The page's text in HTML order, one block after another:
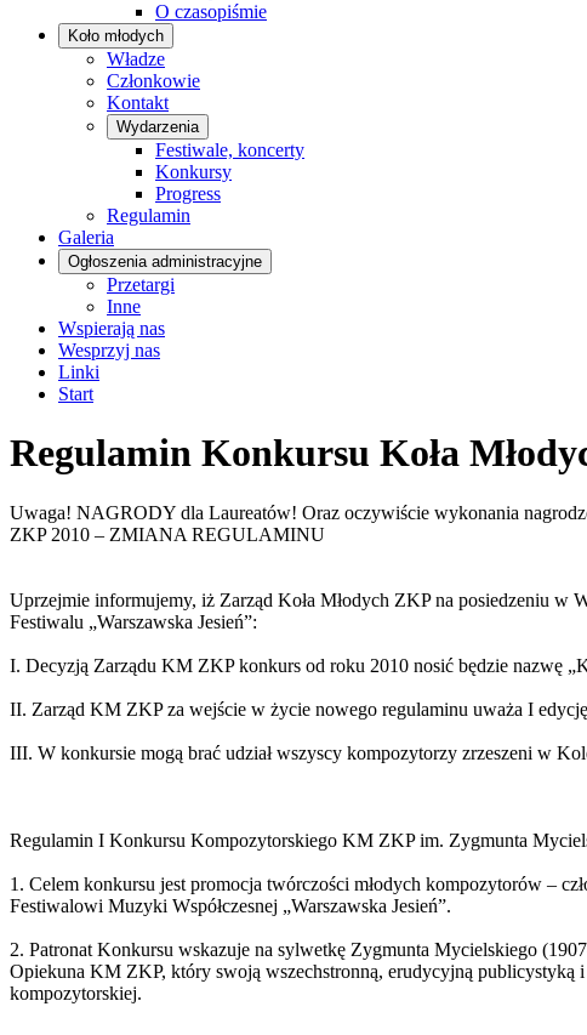
O czasopiśmie
Koło młodych
Władze
Członkowie
Kontakt
Wydarzenia
Festiwale, koncerty
Konkursy
Progress
Regulamin
Galeria
Ogłoszenia administracyjne
Przetargi
Inne
Wspierają nas
Wesprzyj nas
Linki
Start
Regulamin Konkursu Koła
Uwaga! NAGRODY dla Laureatów! Oraz oczywiście wykonania
ZKP 2010 – ZMIANA REGULAMINU
Uprzejmie informujemy, iż Zarząd Koła Młodych ZKP na posiedzeniu
Festiwalu „Warszawska Jesień”:
I. Decyzją Zarządu KM ZKP konkurs od roku 2010 nosić będzie nazwę
II. Zarząd KM ZKP za wejście w życie nowego regulaminu uważa I
III. W konkursie mogą brać udział wszyscy kompozytorzy zrzeszeni w
Regulamin I Konkursu Kompozytorskiego KM ZKP im. Zygmunta
1. Celem konkursu jest promocja twórczości młodych kompozytorów –
Festiwalowi Muzyki Współczesnej „Warszawska Jesień”.
2. Patronat Konkursu wskazuje na sylwetkę Zygmunta Mycielskiego
Opiekuna KM ZKP, który swoją wszechstronną, erudycyjną publicystyką i
kompozytorskiej.